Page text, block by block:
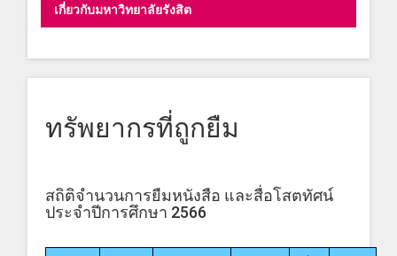
เกี่ยวกับมหาวิทยาลัยรังสิต
ทรัพยากรที่ถูกยืม
สถิติจำนวนการยืมหนังสือ และสื่อโสตทัศน์
ประจำปีการศึกษา 2566